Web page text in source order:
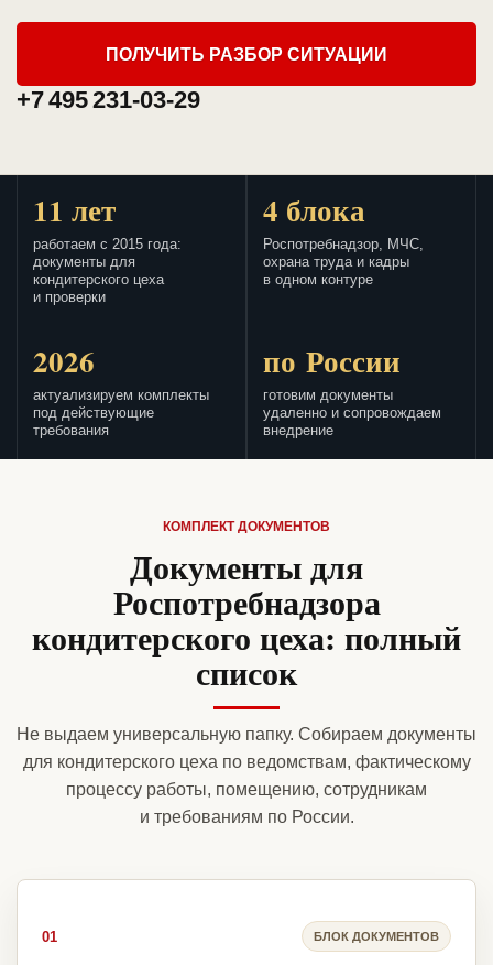
ПОЛУЧИТЬ РАЗБОР СИТУАЦИИ
+7 495 231-03-29
11 лет
работаем с 2015 года:
документы для
кондитерского цеха
и проверки
4 блока
Роспотребнадзор, МЧС,
охрана труда и кадры
в одном контуре
2026
актуализируем комплекты
под действующие
требования
по России
готовим документы
удаленно и сопровождаем
внедрение
КОМПЛЕКТ ДОКУМЕНТОВ
Документы для
Роспотребнадзора
кондитерского цеха: полный
список
Не выдаем универсальную папку. Собираем документы
для кондитерского цеха по ведомствам, фактическому
процессу работы, помещению, сотрудникам
и требованиям по России.
01 БЛОК ДОКУМЕНТОВ